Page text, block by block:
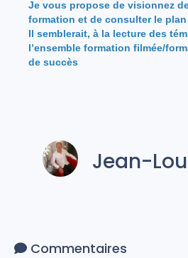
Je vous propose de visionnez
formation et de consulter le
Il semblerait, à la lecture des
l’ensemble formation filmée/
de succès
Jean-
Commentaires